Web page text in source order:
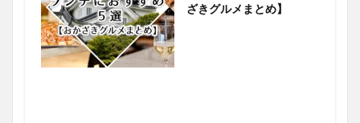
ざきグルメまとめ】